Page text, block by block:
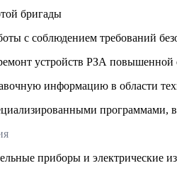
бригады
с соблюдением требований
устройств РЗА повышенной
информацию в области
программами,
приборы и электрические